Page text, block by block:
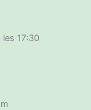
les 17:30